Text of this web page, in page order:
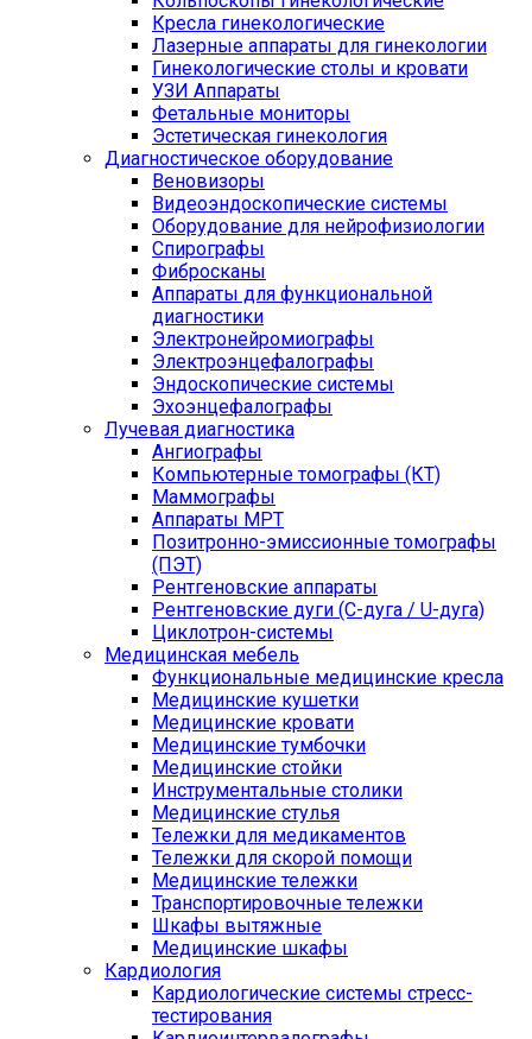
Кресла гинекологические
Лазерные аппараты для гинекологии
Гинекологические столы и кровати
УЗИ Аппараты
Фетальные мониторы
Эстетическая гинекология
Диагностическое оборудование
Веновизоры
Видеоэндоскопические системы
Оборудование для нейрофизиологии
Спирографы
Фибросканы
Аппараты для функциональной
диагностики
Электронейромиографы
Электроэнцефалографы
Эндоскопические системы
Эхоэнцефалографы
Лучевая диагностика
Ангиографы
Компьютерные томографы (КТ)
Маммографы
Аппараты МРТ
Позитронно-эмиссионные томографы
(ПЭТ)
Рентгеновские аппараты
Рентгеновские дуги (С-дуга / U-дуга)
Циклотрон-системы
Медицинская мебель
Функциональные медицинские кресла
Медицинские кушетки
Медицинские кровати
Медицинские тумбочки
Медицинские стойки
Инструментальные столики
Медицинские стулья
Тележки для медикаментов
Тележки для скорой помощи
Медицинские тележки
Транспортировочные тележки
Шкафы вытяжные
Медицинские шкафы
Кардиология
Кардиологические системы стресс-
тестирования